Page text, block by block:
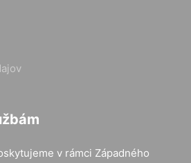
v rámci Západného